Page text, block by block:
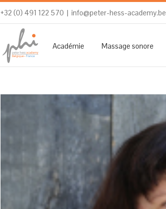
+32 (0) 491 122 570 | info@peter-hess-academy.be
Académie Massage sonore